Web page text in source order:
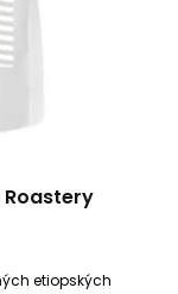
Roastery
etiopských